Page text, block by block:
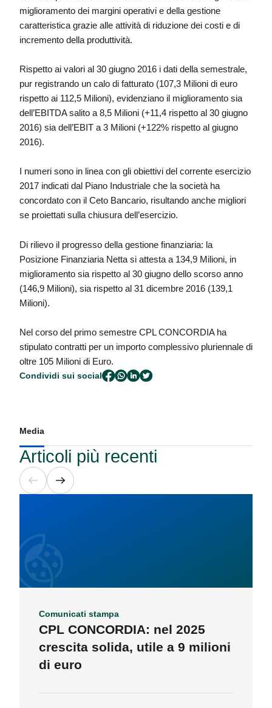
miglioramento dei margini operativi e della gestione
caratteristica grazie alle attività di riduzione dei costi e di
incremento della produttività.
Rispetto ai valori al 30 giugno 2016 i dati della semestrale,
pur registrando un calo di fatturato (107,3 Milioni di euro
rispetto ai 112,5 Milioni), evidenziano il miglioramento sia
dell’EBITDA salito a 8,5 Milioni (+11,4 rispetto al 30 giugno
2016) sia dell’EBIT a 3 Milioni (+122% rispetto al giugno
2016).
I numeri sono in linea con gli obiettivi del corrente esercizio
2017 indicati dal Piano Industriale che la società ha
concordato con il Ceto Bancario, risultando anche migliori
se proiettati sulla chiusura dell’esercizio.
Di rilievo il progresso della gestione finanziaria: la
Posizione Finanziaria Netta si attesta a 134,9 Milioni, in
miglioramento sia rispetto al 30 giugno dello scorso anno
(146,9 Milioni), sia rispetto al 31 dicembre 2016 (139,1
Milioni).
Nel corso del primo semestre CPL CONCORDIA ha
stipulato contratti per un importo complessivo pluriennale di
oltre 105 Milioni di Euro.
Condividi sui social
Media
Articoli più recenti
Comunicati stampa
CPL CONCORDIA: nel 2025
crescita solida, utile a 9 milioni
di euro